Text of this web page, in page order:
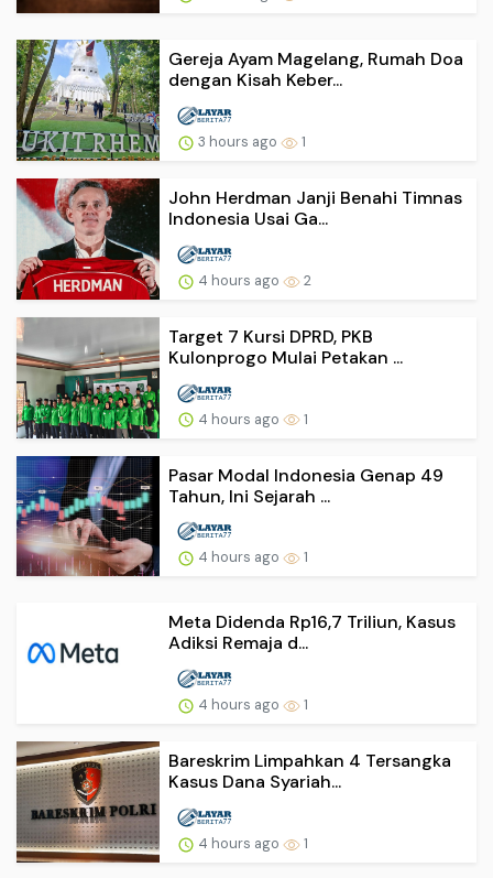
Gereja Ayam Magelang, Rumah Doa
dengan Kisah Keber...
3 hours ago 1
John Herdman Janji Benahi Timnas
Indonesia Usai Ga...
4 hours ago 2
Target 7 Kursi DPRD, PKB
Kulonprogo Mulai Petakan ...
4 hours ago 1
Pasar Modal Indonesia Genap 49
Tahun, Ini Sejarah ...
4 hours ago 1
Meta Didenda Rp16,7 Triliun, Kasus
Adiksi Remaja d...
4 hours ago 1
Bareskrim Limpahkan 4 Tersangka
Kasus Dana Syariah...
4 hours ago 1